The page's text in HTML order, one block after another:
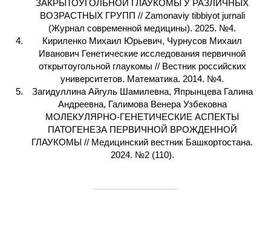
ЗАКРЫТОУГОЛЬНОЙ ГЛАУКОМЫ У РАЗЛИЧНЫХ
ВОЗРАСТНЫХ ГРУПП // Zamonaviy tibbiyot jurnali
(Журнал современной медицины). 2025. №4.
Кириленко Михаил Юрьевич, Чурнусов Михаил
Иванович Генетические исследования первичной
открытоугольной глаукомы // Вестник российских
университетов. Математика. 2014. №4.
Загидуллина Айгуль Шамилевна, Япрынцева Галина
Андреевна, Галимова Венера Узбековна
МОЛЕКУЛЯРНО-ГЕНЕТИЧЕСКИЕ АСПЕКТЫ
ПАТОГЕНЕЗА ПЕРВИЧНОЙ ВРОЖДЕННОЙ
ГЛАУКОМЫ // Медицинский вестник Башкортостана.
2024. №2 (110).